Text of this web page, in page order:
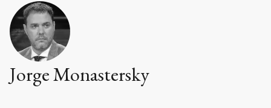
Jorge Monastersky